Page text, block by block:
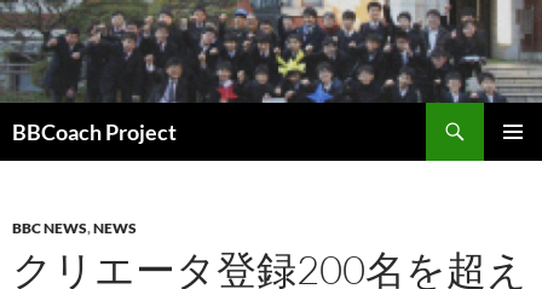
コ
ン
テ
ン
ツ
へ
プ
BBCoach Project
索
BBC NEWS,NEWS
クリエータ登録200名を超え